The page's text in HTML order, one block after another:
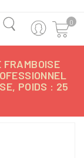
0
FRAMBOISE
POIDS : 25